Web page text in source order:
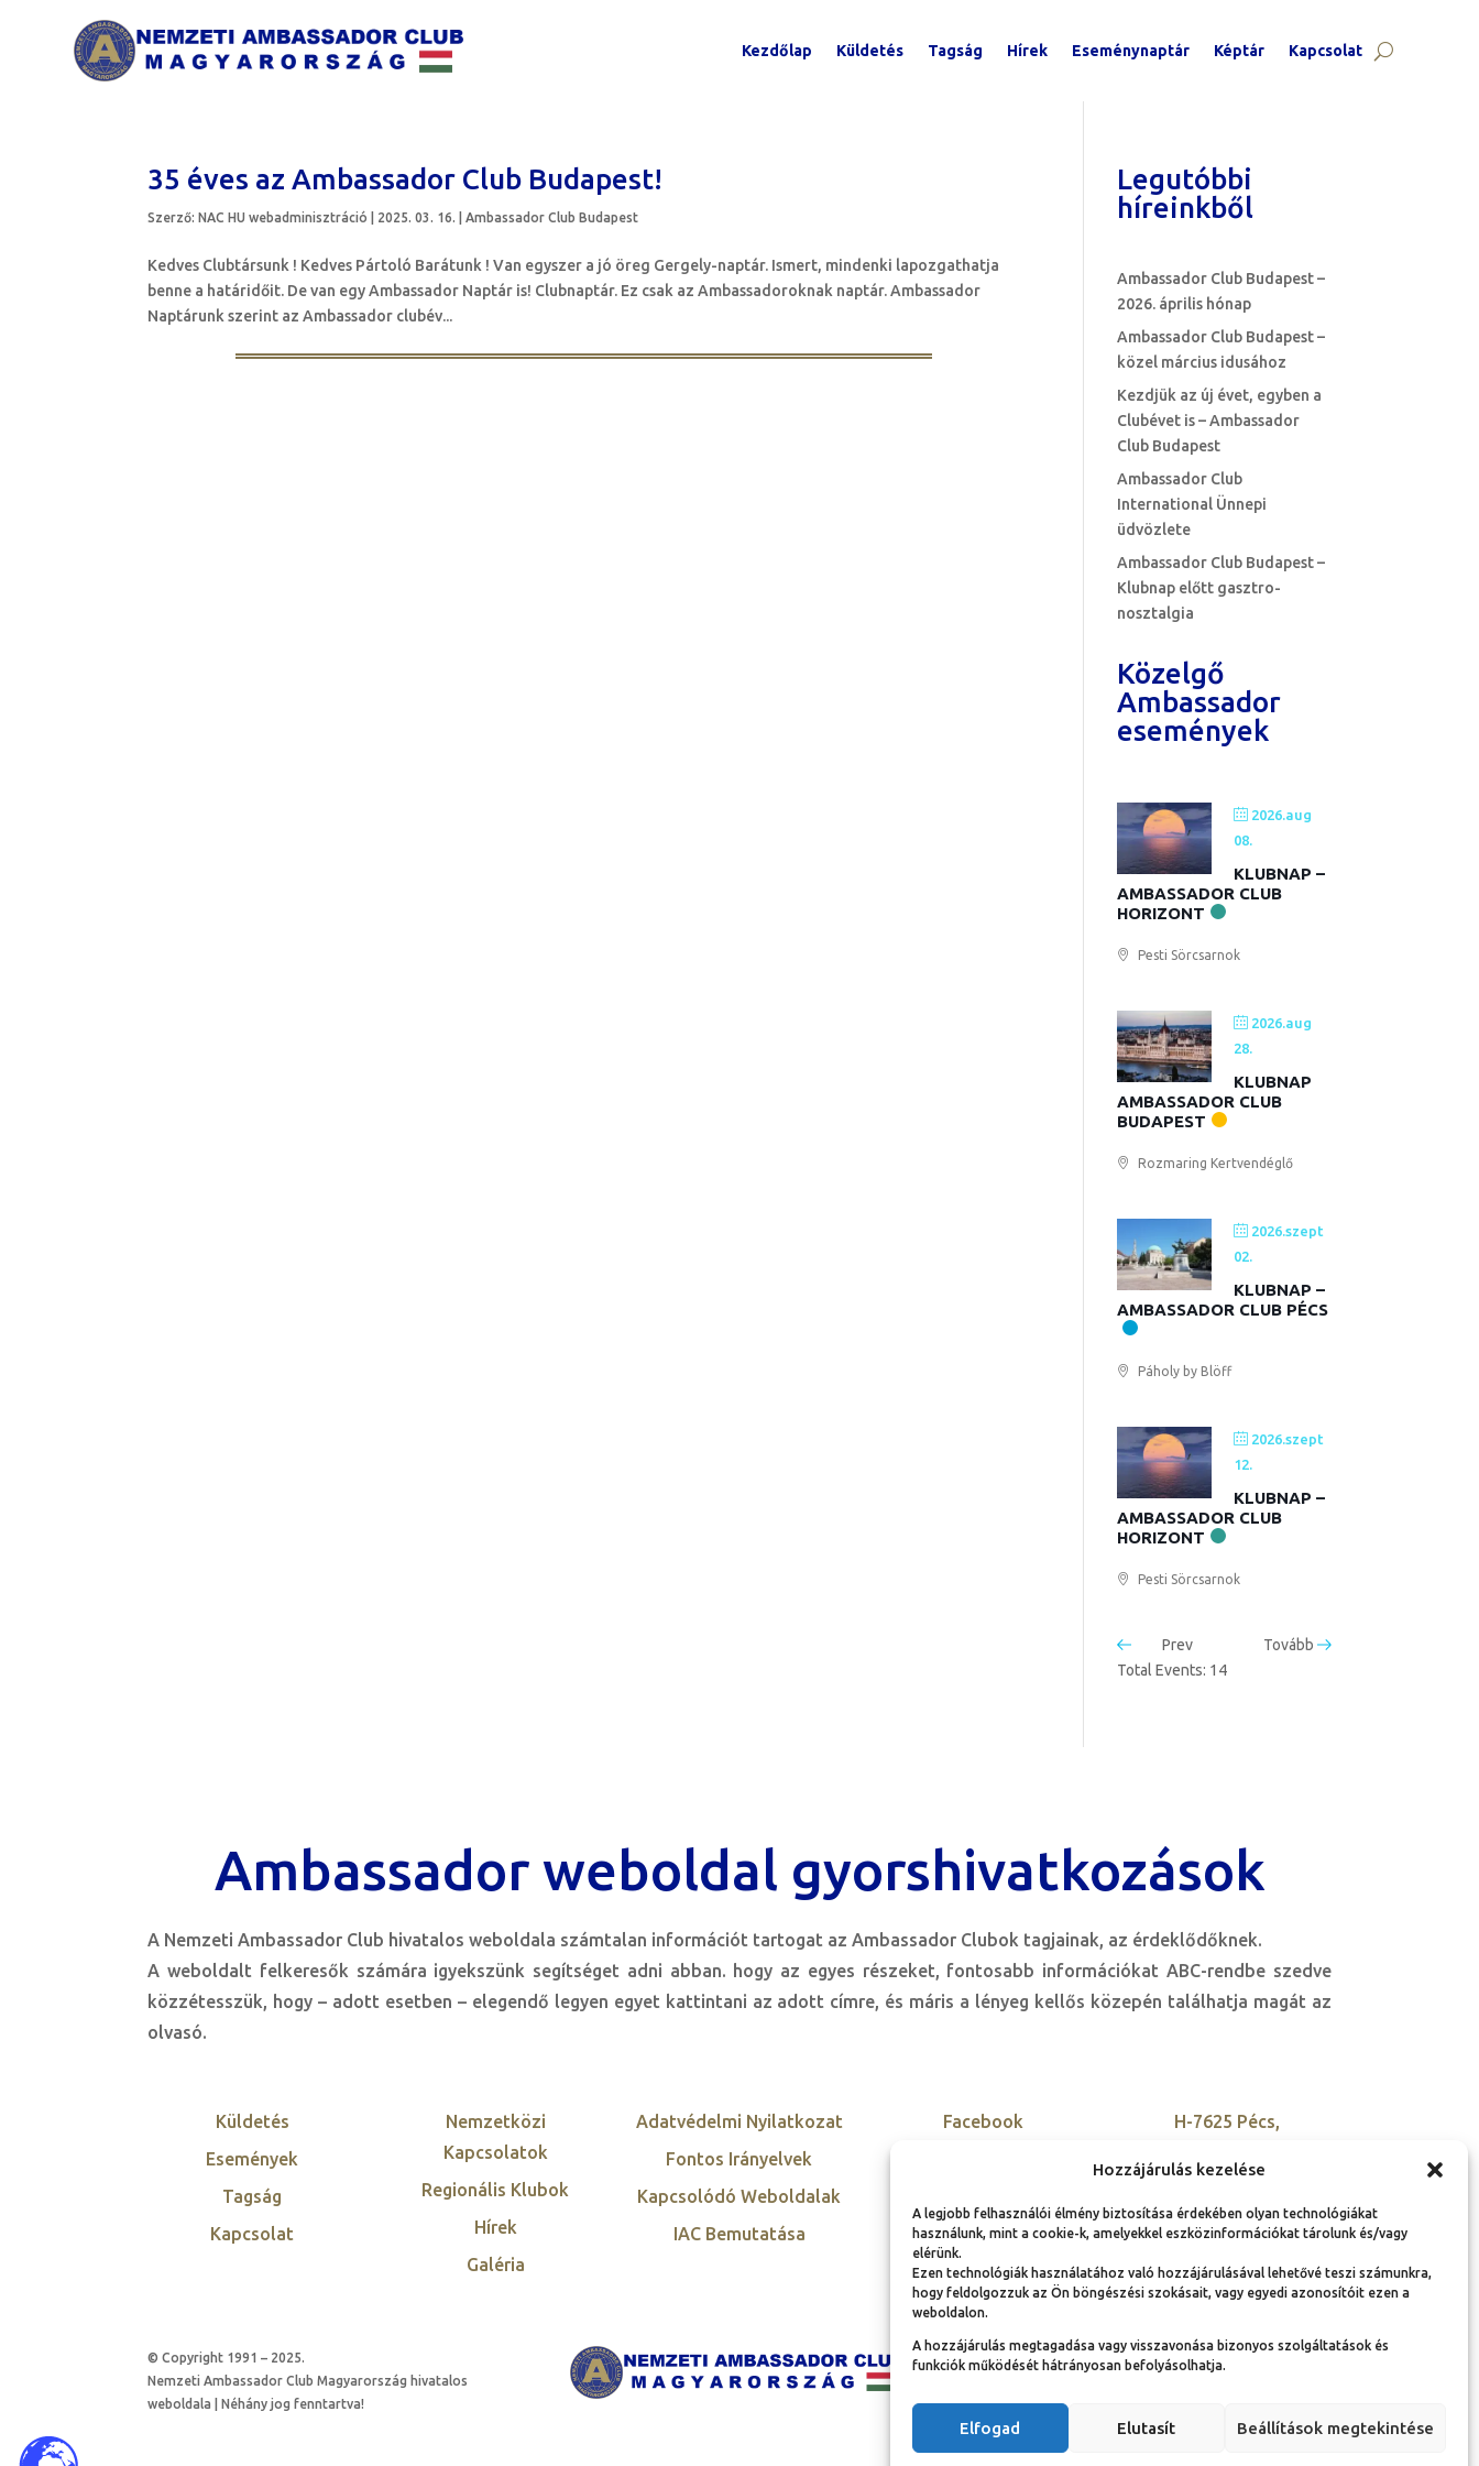
Hozzájárulás kezelése
A legjobb felhasználói élmény biztosítása érdekében olyan technológiákat
használunk, mint a cookie-k, amelyekkel eszközinformációkat tárolunk és/vagy
elérünk.
Ezen technológiák használatához való hozzájárulásával lehetővé teszi számunkra,
hogy feldolgozzuk az Ön böngészési szokásait, vagy egyedi azonosítóit ezen a
weboldalon.
A hozzájárulás megtagadása vagy visszavonása bizonyos szolgáltatások és
funkciók működését hátrányosan befolyásolhatja.
Elfogad Elutasít Beállítások megtekintése
Kezdőlap Küldetés Tagság Hírek Eseménynaptár Képtár Kapcsolat
35 éves az Ambassador Club Budapest!
Szerző:NAC HU webadminisztráció 2025. 03. 16. |Ambassador Club Budapest
Kedves Clubtársunk ! Kedves Pártoló Barátunk ! Van egyszer a jó öreg Gergely-naptár. Ismert, mindenki lapozgathatja
benne a határidőit. De van egy Ambassador Naptár is! Clubnaptár. Ez csak az Ambassadoroknak naptár. Ambassador
Naptárunk szerint az Ambassador clubév...
Legutóbbi
híreinkből
Ambassador Club Budapest –
2026. április hónap
Ambassador Club Budapest –
közel március idusához
Kezdjük az új évet, egyben a
Clubévet is – Ambassador
Club Budapest
Ambassador Club
International Ünnepi
üdvözlete
Ambassador Club Budapest –
Klubnap előtt gasztro-
nosztalgia
Közelgő
Ambassador
események
2026.aug
08.
KLUBNAP –
AMBASSADOR CLUB
HORIZONT
Pesti Sörcsarnok
2026.aug
28.
KLUBNAP
AMBASSADOR CLUB
BUDAPEST
Rozmaring Kertvendéglő
2026.szept
02.
KLUBNAP –
AMBASSADOR CLUB PÉCS
Páholy by Blöff
2026.szept
12.
KLUBNAP –
AMBASSADOR CLUB
HORIZONT
Pesti Sörcsarnok
Prev
Tovább
Total Events: 14
Ambassador weboldal gyorshivatkozások
A Nemzeti Ambassador Club hivatalos weboldala számtalan információt tartogat az Ambassador Clubok tagjainak, az érdeklődőknek.
A weboldalt felkeresők számára igyekszünk segítséget adni abban. hogy az egyes részeket, fontosabb információkat ABC-rendbe szedve
közzétesszük, hogy – adott esetben – elegendő legyen egyet kattintani az adott címre, és máris a lényeg kellős közepén találhatja magát az
olvasó.
Küldetés
Események
Tagság
Kapcsolat
Nemzetközi
Kapcsolatok
Regionális Klubok
Hírek
Galéria
Adatvédelmi Nyilatkozat
Fontos Irányelvek
Kapcsolódó Weboldalak
IAC Bemutatása
Facebook
LinkedIn
H-7625 Pécs,
szovetseg@ambassador
© Copyright 1991 – 2025.
Nemzeti Ambassador Club Magyarország hivatalos
weboldala | Néhány jog fenntartva!
Adatvédelmi nyilatkozat és adatkezelési
tájékoztató
Jogi információk